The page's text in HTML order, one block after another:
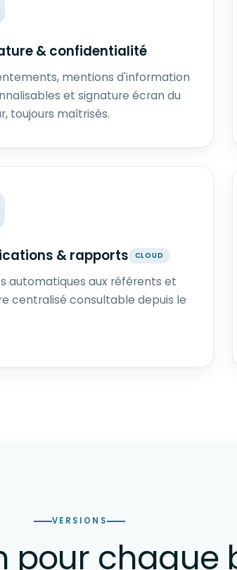
& confidentialité
mentions d'information
et signature écran du
toujours maîtrisés.
& rapports CLOUD
automatiques aux référents et
centralisé consultable depuis le
VERSIONS
pour chaque